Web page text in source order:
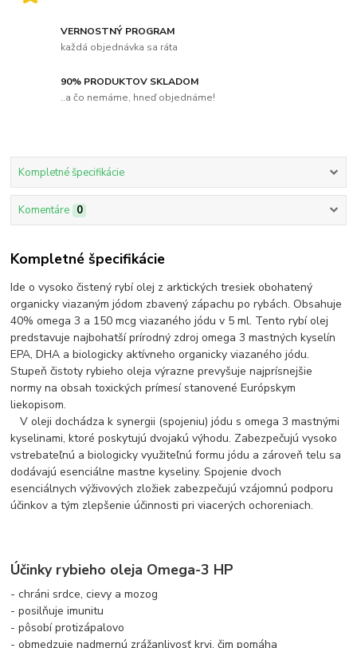
VERNOSTNÝ PROGRAM
každá objednávka sa ráta
90% PRODUKTOV SKLADOM
..a čo nemáme, hneď objednáme!
Kompletné špecifikácie
Komentáre 0
Kompletné špecifikácie
Ide o vysoko čistený rybí olej z arktických tresiek obohatený
organicky viazaným jódom zbavený zápachu po rybách. Obsahuje
40% omega 3 a 150 mcg viazaného jódu v 5 ml. Tento rybí olej
predstavuje najbohatší prírodný zdroj omega 3 mastných kyselín
EPA, DHA a biologicky aktívneho organicky viazaného jódu.
Stupeň čistoty rybieho oleja výrazne prevyšuje najprísnejšie
normy na obsah toxických prímesí stanovené Európskym
liekopisom.
V oleji dochádza k synergii (spojeniu) jódu s omega 3 mastnými
kyselinami, ktoré poskytujú dvojakú výhodu. Zabezpečujú vysoko
vstrebateľnú a biologicky využiteľnú formu jódu a zároveň telu sa
dodávajú esenciálne mastne kyseliny. Spojenie dvoch
esenciálnych výživových zložiek zabezpečujú vzájomnú podporu
účinkov a tým zlepšenie účinnosti pri viacerých ochoreniach.
Účinky rybieho oleja Omega-3 HP
- chráni srdce, cievy a mozog
- posilňuje imunitu
- pôsobí protizápalovo
- obmedzuje nadmernú zrážanlivosť krvi, čim pomáha